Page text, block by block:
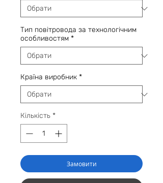
Тип повітровода за технологічним
особливостям *
Країна виробник *
Кількість *
Замовити